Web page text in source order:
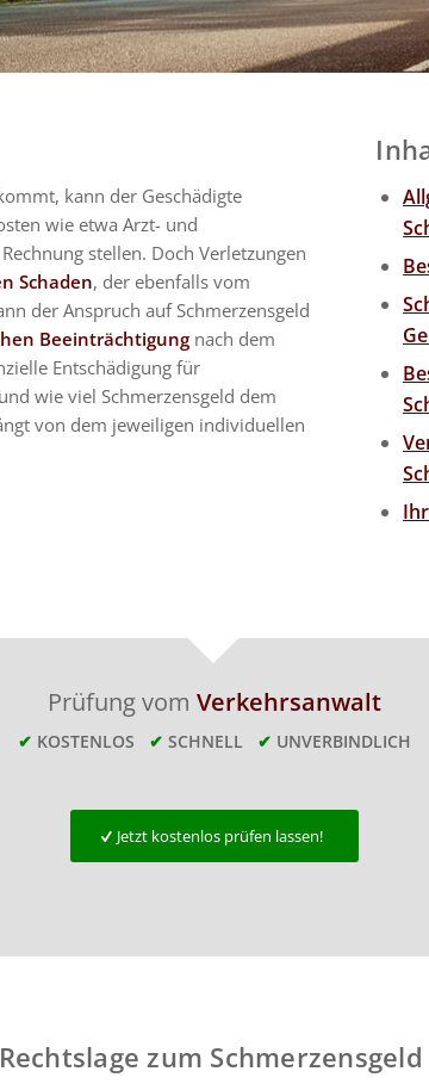
kann der Geschädigte
wie etwa Arzt- und
stellen. Doch Verletzungen
Schaden, der ebenfalls vom
der Anspruch auf Schmerzensgeld
Beeinträchtigung nach dem
Entschädigung für
wie viel Schmerzensgeld dem
von dem jeweiligen individuellen
Prüfung vom Verkehrsanwalt
✔ KOSTENLOS ✔ SCHNELL ✔ UNVERBINDLICH
Jetzt kostenlos prüfen lassen!
zum Schmerzensgeld